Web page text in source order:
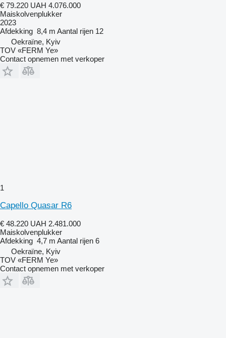
€ 79.220 UAH 4.076.000
Maiskolvenplukker
2023
Afdekking 8,4 m Aantal rijen 12
Oekraïne, Kyiv
TOV «FERM Ye»
Contact opnemen met verkoper
1
Capello Quasar R6
€ 48.220 UAH 2.481.000
Maiskolvenplukker
Afdekking 4,7 m Aantal rijen 6
Oekraïne, Kyiv
TOV «FERM Ye»
Contact opnemen met verkoper